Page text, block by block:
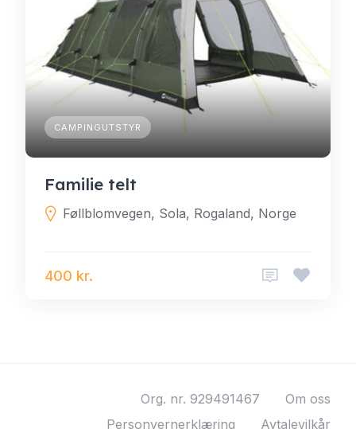
CAMPINGUTSTYR
Familie telt
Føllblomvegen, Sola, Rogaland, Norge
400 kr.
Org. nr. 929491467
Om oss
Personvernerklæring
Avtalevilkår